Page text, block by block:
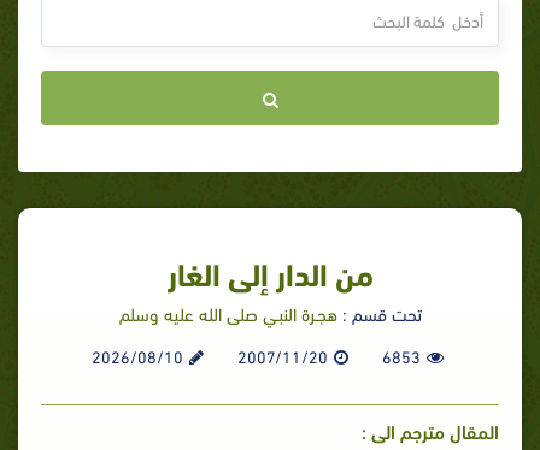
من الدار إلى الغار
تحت قسم :هجـرة النبـي صلى الله عليه وسلم
6853
2007/11/20
2026/08/10
المقال مترجم الى :